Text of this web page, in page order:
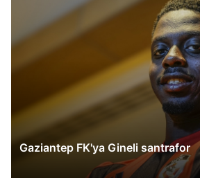
Gaziantep FK'ya Gineli santrafor